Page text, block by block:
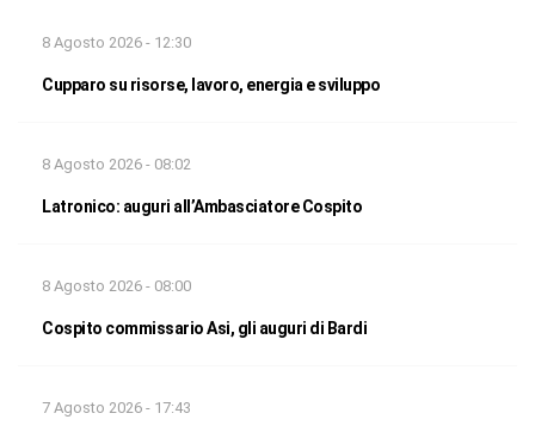
8 Agosto 2026 - 12:30
Cupparo su risorse, lavoro, energia e sviluppo
8 Agosto 2026 - 08:02
Latronico: auguri all’Ambasciatore Cospito
8 Agosto 2026 - 08:00
Cospito commissario Asi, gli auguri di Bardi
7 Agosto 2026 - 17:43